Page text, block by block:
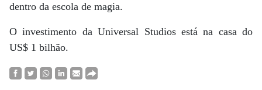
dentro da escola de magia.
O investimento da Universal Studios está na casa do
US$ 1 bilhão.